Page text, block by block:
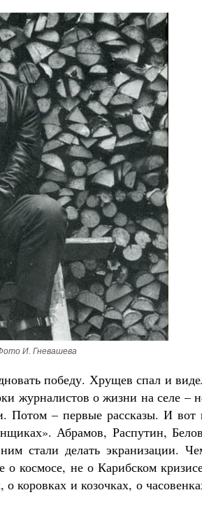
И. Гневашева
победу. Хрущев спал и
журналистов о жизни на селе –
Потом – первые рассказы. И вот
Абрамов, Распутин,
стали делать экранизации.
космосе, не о Карибском
коровках и козочках, о